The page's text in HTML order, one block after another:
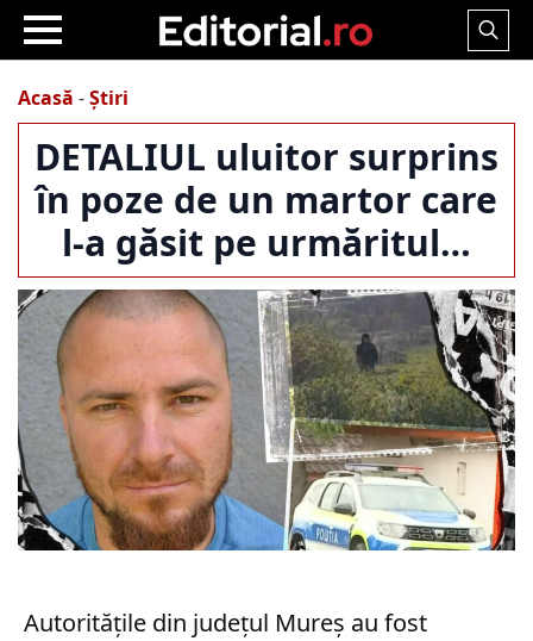
Search
Acasă -Știri
DETALIUL uluitor surprins
în poze de un martor care
l-a găsit pe urmăritul…
Autoritățile din județul Mureș au fost